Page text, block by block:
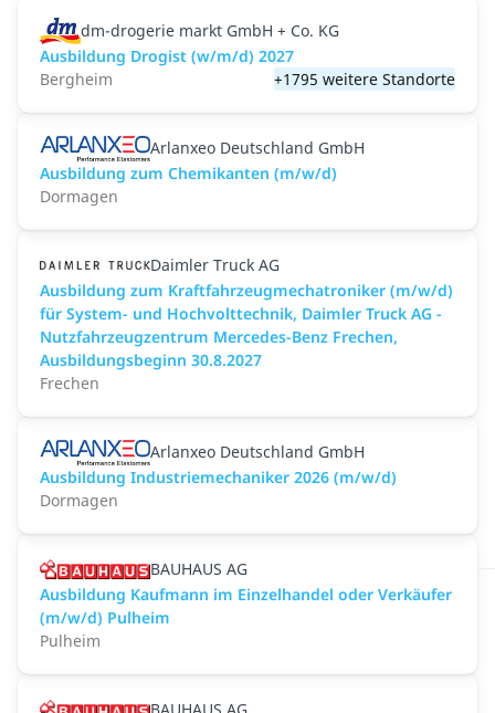
dm-drogerie markt GmbH + Co. KG
Ausbildung Drogist (w/m/d) 2027
Bergheim
+1795 weitere Standorte
Arlanxeo Deutschland GmbH
Ausbildung zum Chemikanten (m/w/d)
Dormagen
Daimler Truck AG
Ausbildung zum Kraftfahrzeugmechatroniker (m/w/d)
für System- und Hochvolttechnik, Daimler Truck AG -
Nutzfahrzeugzentrum Mercedes-Benz Frechen,
Ausbildungsbeginn 30.8.2027
Frechen
Arlanxeo Deutschland GmbH
Ausbildung Industriemechaniker 2026 (m/w/d)
Dormagen
BAUHAUS AG
Ausbildung Kaufmann im Einzelhandel oder Verkäufer
(m/w/d) Pulheim
Pulheim